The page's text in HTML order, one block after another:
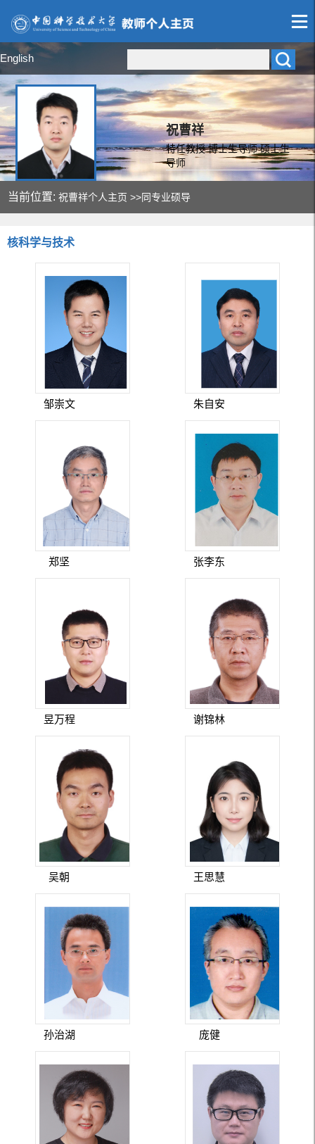
English
祝曹祥
特任教授 博士生导师 硕士生
导师
当前位置:祝曹祥个人主页 >>同专业硕导
核科学与技术
邹崇文 朱自安
郑坚 张李东
昱万程 谢锦林
吴朝 王思慧
孙治湖 庞健